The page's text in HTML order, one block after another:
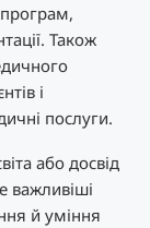
Також
і
послуги.
або досвід
важливіші
й уміння